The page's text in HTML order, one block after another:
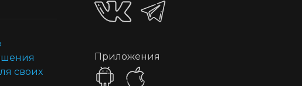
своих
Приложения